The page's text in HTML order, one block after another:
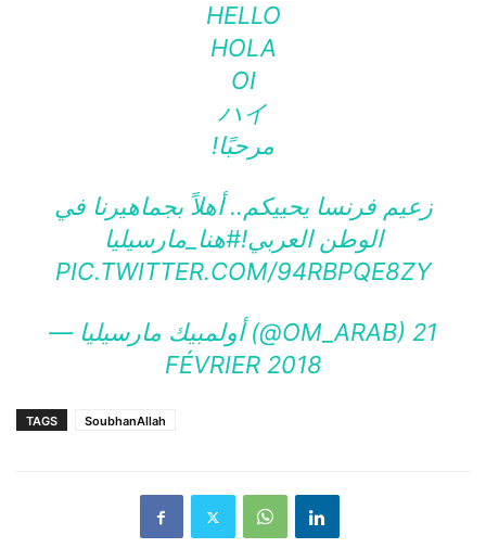
HELLO
HOLA
OI
ハイ
مرحبًا!
زعيم فرنسا يحييكم.. أهلاً بجماهيرنا في
الوطن العربي!#هنا_مارسيليا
PIC.TWITTER.COM/94RBPQE8ZY
— أولمبيك مارسيليا (@OM_ARAB) 21
FÉVRIER 2018
TAGS SoubhanAllah